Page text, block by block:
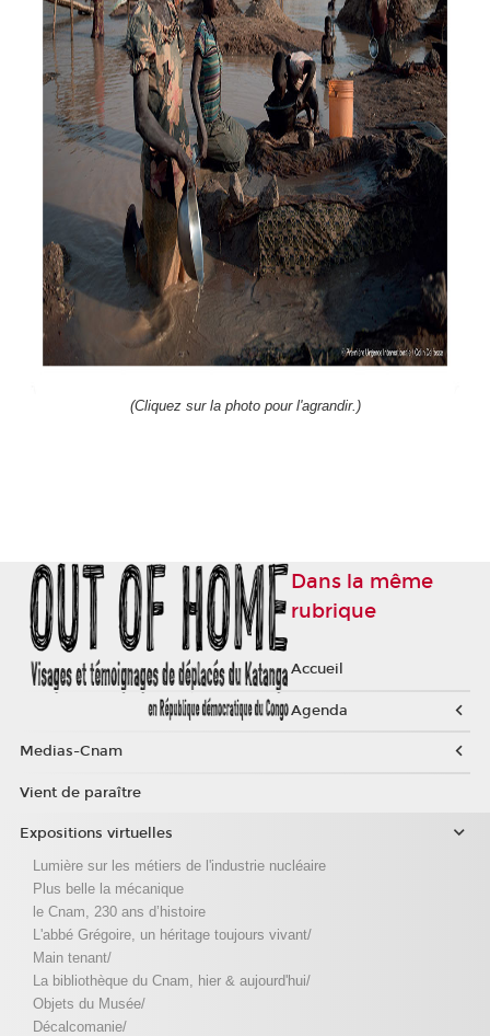
(Cliquez sur la photo pour l'agrandir.)
Dans la même
rubrique
Accueil
Agenda
Medias-Cnam
Vient de paraître
Expositions virtuelles
Lumière sur les métiers de l'industrie nucléaire
Plus belle la mécanique
le Cnam, 230 ans d’histoire
L'abbé Grégoire, un héritage toujours vivant/
Main tenant/
La bibliothèque du Cnam, hier & aujourd'hui/
Objets du Musée/
Décalcomanie/